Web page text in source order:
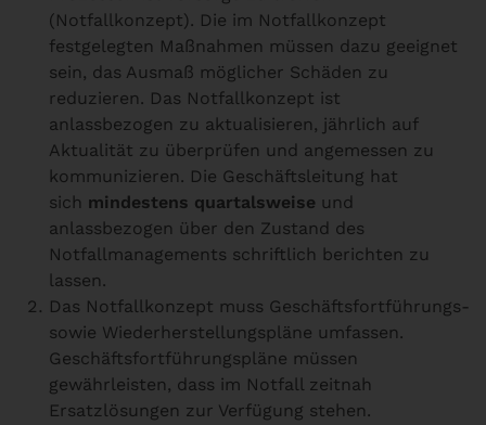
(Notfallkonzept). Die im Notfallkonzept
festgelegten Maßnahmen müssen dazu geeignet
sein, das Ausmaß möglicher Schäden zu
reduzieren. Das Notfallkonzept ist
anlassbezogen zu aktualisieren, jährlich auf
Aktualität zu überprüfen und angemessen zu
kommunizieren. Die Geschäftsleitung hat
sich mindestens quartalsweise und
anlassbezogen über den Zustand des
Notfallmanagements schriftlich berichten zu
lassen.
Das Notfallkonzept muss Geschäftsfortführungs-
sowie Wiederherstellungspläne umfassen.
Geschäftsfortführungspläne müssen
gewährleisten, dass im Notfall zeitnah
Ersatzlösungen zur Verfügung stehen.